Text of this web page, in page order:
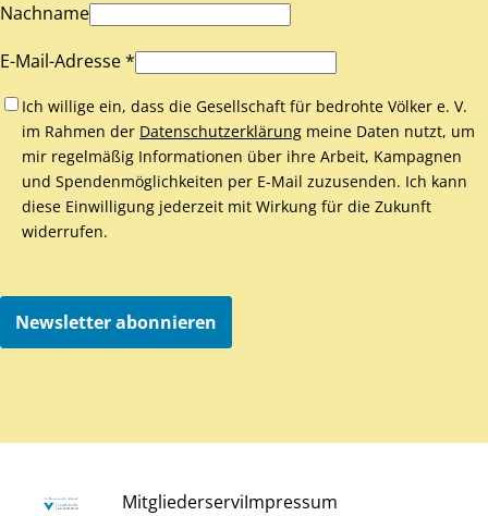
Nachname
E-Mail-Adresse *
Ich willige ein, dass die Gesellschaft für bedrohte Völker e. V.
im Rahmen der Datenschutzerklärung meine Daten nutzt, um
mir regelmäßig Informationen über ihre Arbeit, Kampagnen
und Spendenmöglichkeiten per E-Mail zuzusenden. Ich kann
diese Einwilligung jederzeit mit Wirkung für die Zukunft
widerrufen.
Newsletter abonnieren
MitgliederserviImpressum